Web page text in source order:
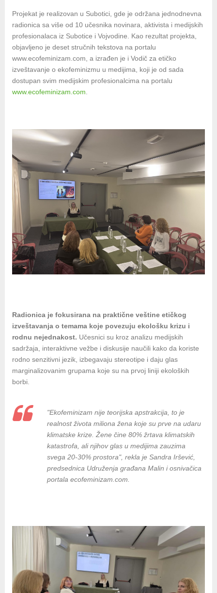
Projekat je realizovan u Subotici, gde je održana jednodnevna
radionica sa više od 10 učesnika novinara, aktivista i medijskih
profesionalaca iz Subotice i Vojvodine. Kao rezultat projekta,
objavljeno je deset stručnih tekstova na portalu
www.ecofeminizam.com, a izrađen je i Vodič za etičko
izveštavanje o ekofeminizmu u medijima, koji je od sada
dostupan svim medijskim profesionalcima na portalu
www.ecofeminizam.com.
Radionica je fokusirana na praktične veštine etičkog
izveštavanja o temama koje povezuju ekološku krizu i
rodnu nejednakost. Učesnici su kroz analizu medijskih
sadržaja, interaktivne vežbe i diskusije naučili kako da koriste
rodno senzitivni jezik, izbegavaju stereotipe i daju glas
marginalizovanim grupama koje su na prvoj liniji ekoloških
borbi.
"Ekofeminizam nije teorijska apstrakcija, to je
realnost života miliona žena koje su prve na udaru
klimatske krize. Žene čine 80% žrtava klimatskih
katastrofa, ali njihov glas u medijima zauzima
svega 20-30% prostora", rekla je Sandra Iršević,
predsednica Udruženja građana Malin i osnivačica
portala ecofeminizam.com.